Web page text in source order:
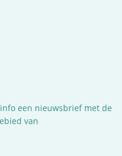
een nieuwsbrief met de
van